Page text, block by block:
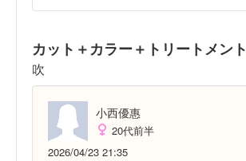
カット＋カラー＋トリートメント
吹
小西優惠
20代前半
2026/04/23 21:35